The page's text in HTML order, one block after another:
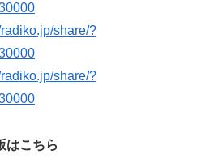
radiko.jp/share/?
radiko.jp/share/?
はこちら